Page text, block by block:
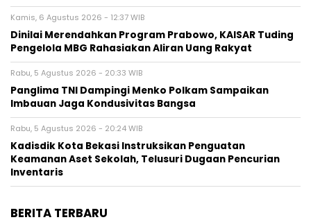
Kamis, 6 Agustus 2026 - 12:37 WIB
Dinilai Merendahkan Program Prabowo, KAISAR Tuding
Pengelola MBG Rahasiakan Aliran Uang Rakyat
Rabu, 5 Agustus 2026 - 20:33 WIB
Panglima TNI Dampingi Menko Polkam Sampaikan
Imbauan Jaga Kondusivitas Bangsa
Rabu, 5 Agustus 2026 - 20:24 WIB
Kadisdik Kota Bekasi Instruksikan Penguatan
Keamanan Aset Sekolah, Telusuri Dugaan Pencurian
Inventaris
BERITA TERBARU